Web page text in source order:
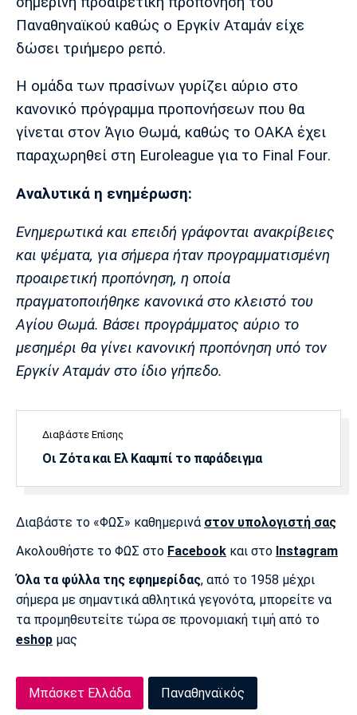
Πολιτισμός
Τραγούδια
Cine Spot
Media
Παρασκήνιο
Πρόγραμμα TV
Μαδρίτης
Μάντσεστερ
Γιουνάιτεντ
Λίβερπουλ
Μάντσεστερ
Σίτι
Ίντερ Μίλαν Μπάγερν
Μπορούσια
Παρί Σεν
Μαρσέιγ
Παναθηναϊκού καθώς ο Εργκίν Αταμάν είχε
δώσει τριήμερο ρεπό.
Η ομάδα των πρασίνων γυρίζει αύριο στο
κανονικό πρόγραμμα προπονήσεων που θα
γίνεται στον Άγιο Θωμά, καθώς το ΟΑΚΑ έχει
παραχωρηθεί στη Euroleague για το Final Four.
Αναλυτικά η ενημέρωση:
Ενημερωτικά και επειδή γράφονται ανακρίβειες
και ψέματα, για σήμερα ήταν προγραμματισμένη
προαιρετική προπόνηση, η οποία
πραγματοποιήθηκε κανονικά στο κλειστό του
Αγίου Θωμά. Βάσει προγράμματος αύριο το
μεσημέρι θα γίνει κανονική προπόνηση υπό τον
Εργκίν Αταμάν στο ίδιο γήπεδο.
Διαβάστε Επίσης
Οι Ζότα και Ελ Κααμπί το παράδειγμα
Διαβάστε το «ΦΩΣ» καθημερινά στον υπολογιστή σας
Ακολουθήστε το ΦΩΣ στο Facebook και στο Instagram
Όλα τα φύλλα της εφημερίδας, από το 1958 μέχρι
σήμερα με σημαντικά αθλητικά γεγονότα, μπορείτε να
τα προμηθευτείτε τώρα σε προνομιακή τιμή από το
eshop μας
Μπάσκετ Ελλάδα Παναθηναϊκός